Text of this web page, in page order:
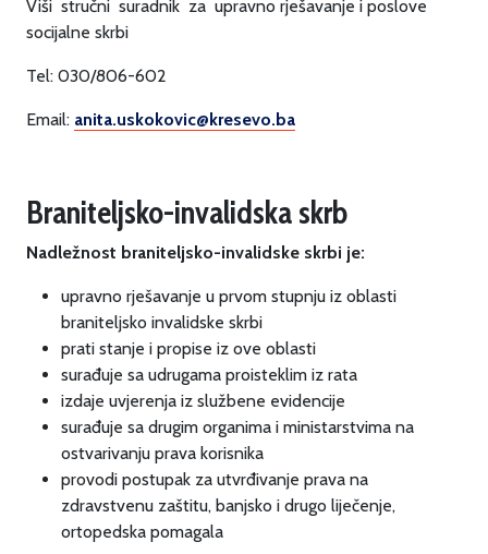
Viši stručni suradnik za upravno rješavanje i poslove
socijalne skrbi
Tel: 030/806-602
Email: anita.uskokovic@kresevo.ba
Braniteljsko-invalidska skrb
Nadležnost braniteljsko-invalidske skrbi je:
upravno rješavanje u prvom stupnju iz oblasti
braniteljsko invalidske skrbi
prati stanje i propise iz ove oblasti
surađuje sa udrugama proisteklim iz rata
izdaje uvjerenja iz službene evidencije
surađuje sa drugim organima i ministarstvima na
ostvarivanju prava korisnika
provodi postupak za utvrđivanje prava na
zdravstvenu zaštitu, banjsko i drugo liječenje,
ortopedska pomagala